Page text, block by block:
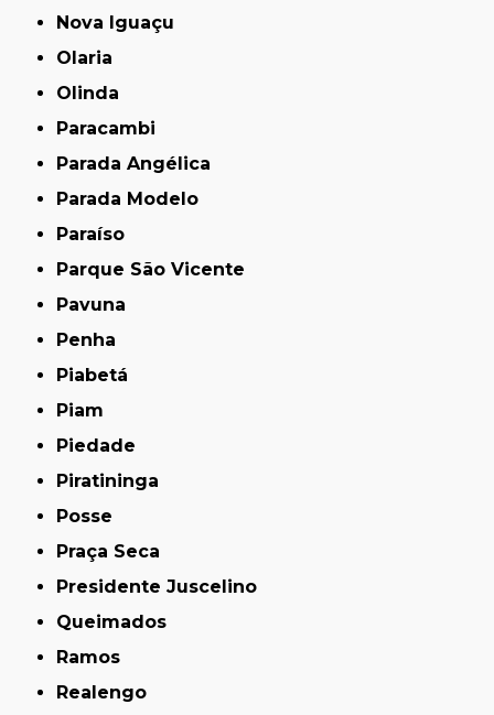
Nova Iguaçu
Olaria
Olinda
Paracambi
Parada Angélica
Parada Modelo
Paraíso
Parque São Vicente
Pavuna
Penha
Piabetá
Piam
Piedade
Piratininga
Posse
Praça Seca
Presidente Juscelino
Queimados
Ramos
Realengo